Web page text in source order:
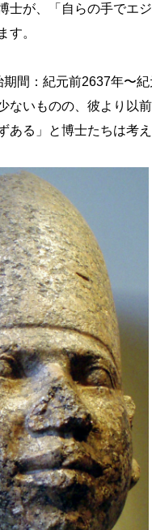
が、「自らの手でエ
す。
間：紀元前2637年〜
いものの、彼より以
ある」と博士たちは考え